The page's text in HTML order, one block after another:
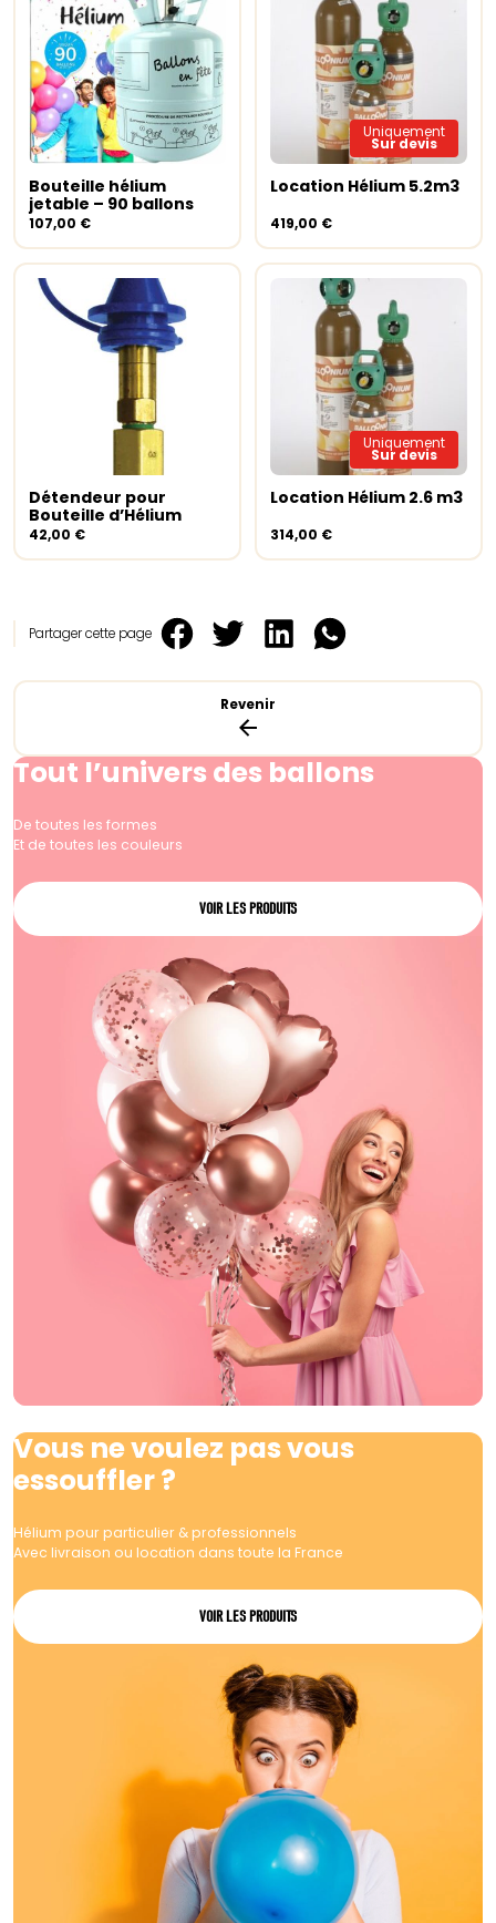
Revenir
Ajouter au panier
Bouteille hélium
jetable – 90 ballons
107,00 €
Uniquement
Sur devis
Lire la suite
Location Hélium 5.2m3
419,00 €
Ajouter au panier
Détendeur pour
Bouteille d’Hélium
42,00 €
Uniquement
Sur devis
Lire la suite
Location Hélium 2.6 m3
314,00 €
Partager cette page
Tout l’univers des ballons
De toutes les formes
Et de toutes les couleurs
VOIR LES PRODUITS
Vous ne voulez pas vous
essouffler ?
Hélium pour particulier & professionnels
Avec livraison ou location dans toute la France
VOIR LES PRODUITS